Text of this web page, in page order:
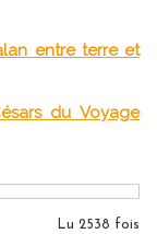
entre terre et
du Voyage
Lu 2538 fois